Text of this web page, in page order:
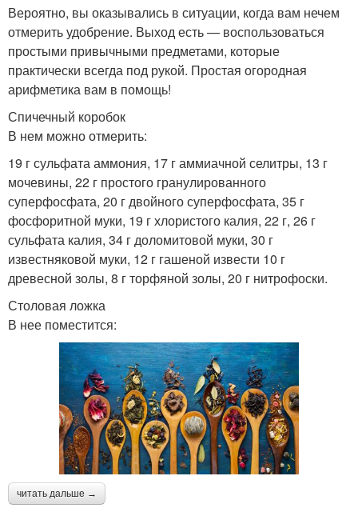
Вероятно, вы оказывались в ситуации, когда вам нечем
отмерить удобрение. Выход есть — воспользоваться
простыми привычными предметами, которые
практически всегда под рукой. Простая огородная
арифметика вам в помощь!
Спичечный коробок
В нем можно отмерить:
19 г сульфата аммония, 17 г аммиачной селитры, 13 г
мочевины, 22 г простого гранулированного
суперфосфата, 20 г двойного суперфосфата, 35 г
фосфоритной муки, 19 г хлористого калия, 22 г, 26 г
сульфата калия, 34 г доломитовой муки, 30 г
известняковой муки, 12 г гашеной извести 10 г
древесной золы, 8 г торфяной золы, 20 г нитрофоски.
Столовая ложка
В нее поместится:
читать дальше →